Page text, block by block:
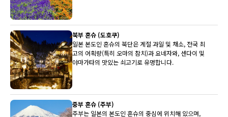
북부 혼슈 (도호쿠)
일본 본도인 혼슈의 북단은 계절 과일 및 채소, 전국 최
고의 어획량(특히 오마의 참치)과 요네자와, 센다이 및
야마가타의 맛있는 쇠고기로 유명합니다.
중부 혼슈 (주부)
주부는 일본의 본도인 혼슈의 중심에 위치해 있으며,